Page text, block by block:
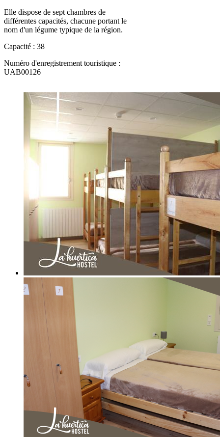
Elle dispose de sept chambres de
différentes capacités, chacune portant le
nom d'un légume typique de la région.
Capacité : 38
Numéro d'enregistrement touristique :
UAB00126